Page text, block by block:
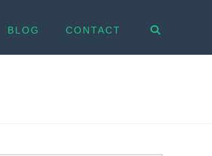
BLOG CONTACT